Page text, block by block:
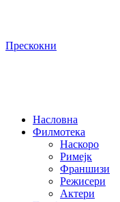
Прескокни
Насловна
Филмотека
Наскоро
Римејк
Франшизи
Режисери
Актери